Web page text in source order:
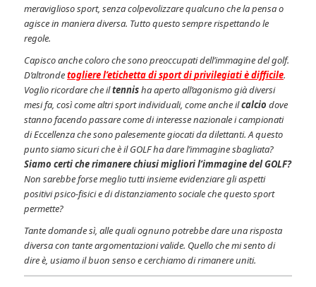
meraviglioso sport, senza colpevolizzare qualcuno che la pensa o
agisce in maniera diversa. Tutto questo sempre rispettando le
regole.
Capisco anche coloro che sono preoccupati dell’immagine del golf.
D’altrondetogliere l’etichetta di sport diprivilegiatiè difficile.
Voglio ricordare che iltennisha aperto all’agonismo già diversi
mesi fa, così come altri sport individuali, come anche ilcalcio dove
stanno facendo passare come di interesse nazionale i campionati
di Eccellenza che sono palesemente giocati da dilettanti. A questo
punto siamo sicuri che è il GOLF ha dare l’immagine sbagliata?
Siamo certi che rimanere chiusi migliori l’immagine del GOLF?
Non sarebbe forse meglio tutti insieme evidenziare gli aspetti
positivi psico-fisici e di distanziamento sociale che questo sport
permette?
Tante domande sì, alle quali ognuno potrebbe dare una risposta
diversa con tante argomentazioni valide. Quello che mi sento di
dire è, usiamo il buon senso e cerchiamo di rimanere uniti.